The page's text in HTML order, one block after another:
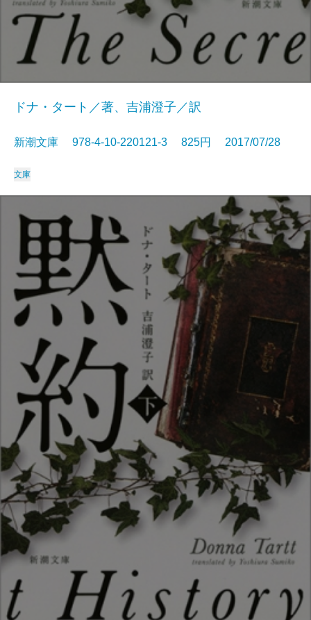
ドナ・タート／著、吉浦澄子／訳
新潮文庫 978-4-10-220121-3 825円 2017/07/28
文庫